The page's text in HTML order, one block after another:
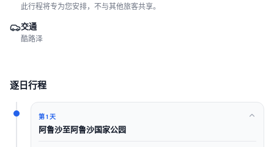
此行程将专为您安排，不与其他旅客共享。
交通
酷路泽
逐日行程
第 1 天
阿鲁沙至阿鲁沙国家公园